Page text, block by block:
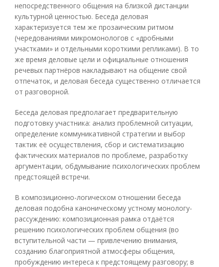
непосредственного общения на близкой дистанции
культурной ценностью. Беседа деловая
характеризуется тем же прозаическим ритмом
(чередованиями микромонологов с «дробными
участками» и отдельными короткими репликами). В то
же время деловые цели и официальные отношения
речевых партнёров накладывают на общение свой
отпечаток, и деловая беседа существенно отличается
от разговорной.
Беседа деловая предполагает предварительную
подготовку участника: анализ проблемной ситуации,
определение коммуникативной стратегии и выбор
тактик её осуществления, сбор и систематизацию
фактических материалов по проблеме, разработку
аргументации, обдумывание психологических проблем
предстоящей встречи.
В композиционно-логическом отношении беседа
деловая подобна каноническому устному монологу-
рассуждению: композиционная рамка отдаётся
решению психологических проблем общения (во
вступительной части — привлечению внимания,
созданию благоприятной атмосферы общения,
пробуждению интереса к предстоящему разговору; в